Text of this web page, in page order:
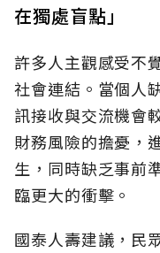
在獨處盲點」
許多人主觀感受不
社會連結。當個人
訊接收與交流機會
財務風險的擔憂，
生，同時缺乏事前
臨更大的衝擊。
國泰人壽建議，民